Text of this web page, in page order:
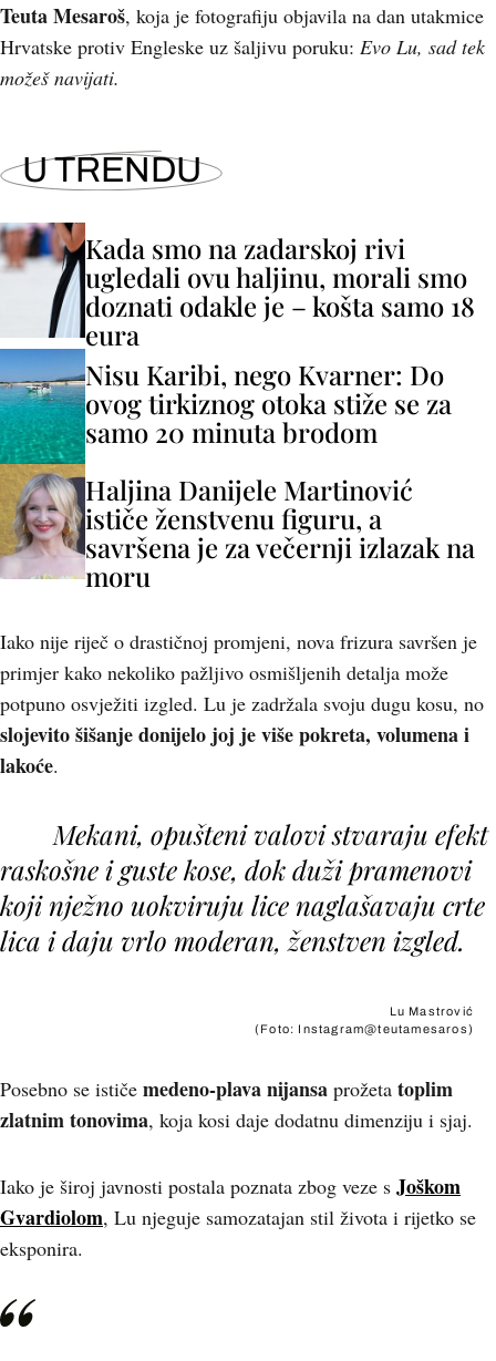
Teuta Mesaroš, koja je fotografiju objavila na dan utakmice
Hrvatske protiv Engleske uz šaljivu poruku: Evo Lu, sad tek
možeš navijati.
U TRENDU
Kada smo na zadarskoj rivi
ugledali ovu haljinu, morali smo
doznati odakle je – košta samo 18
eura
Nisu Karibi, nego Kvarner: Do
ovog tirkiznog otoka stiže se za
samo 20 minuta brodom
Haljina Danijele Martinović
ističe ženstvenu figuru, a
savršena je za večernji izlazak na
moru
Iako nije riječ o drastičnoj promjeni, nova frizura savršen je
primjer kako nekoliko pažljivo osmišljenih detalja može
potpuno osvježiti izgled. Lu je zadržala svoju dugu kosu, no
slojevito šišanje donijelo joj je više pokreta, volumena i
lakoće.
Mekani, opušteni valovi stvaraju efekt
raskošne i guste kose, dok duži pramenovi
koji nježno uokviruju lice naglašavaju crte
lica i daju vrlo moderan, ženstven izgled.
Lu Mastrović
(Foto: Instagram@teutamesaros)
Posebno se ističe medeno-plava nijansa prožeta toplim
zlatnim tonovima, koja kosi daje dodatnu dimenziju i sjaj.
Iako je široj javnosti postala poznata zbog veze s Joškom
Gvardiolom, Lu njeguje samozatajan stil života i rijetko se
eksponira.